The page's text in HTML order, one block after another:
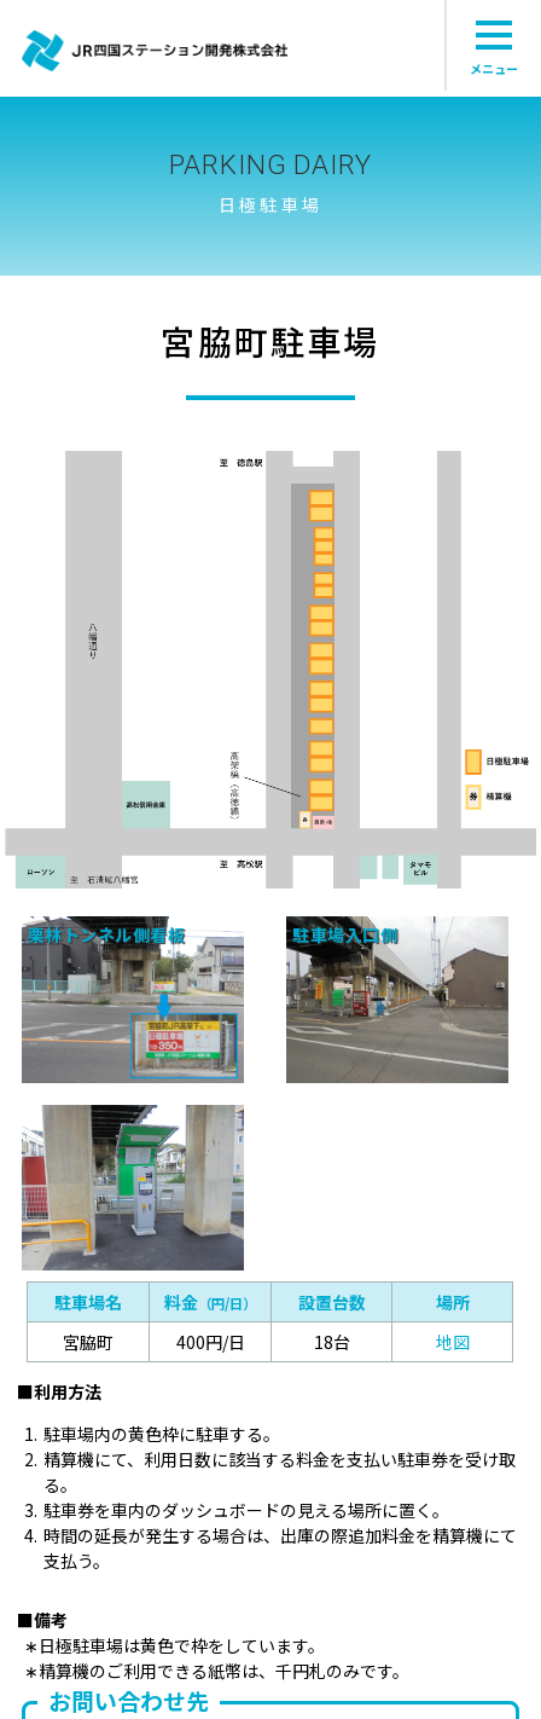
メニュー
PARKING DAIRY
日極駐車場
宮脇町駐車場
栗林トンネル側看板 駐車場入口側
駐車場名 料金 （円/日） 設置台数
場所
宮脇町
400円/日 18台 地図
■利用方法
駐車場内の黄色枠に駐車する。
精算機にて、利用日数に該当する料金を支払い駐車券を受け取
る。
駐車券を車内のダッシュボードの見える場所に置く。
時間の延長が発生する場合は、出庫の際追加料金を精算機にて
支払う。
■備考
∗ 日極駐車場は黄色で枠をしています。
∗精算機のご利用できる紙幣は、千円札のみです。
お問い合わせ先